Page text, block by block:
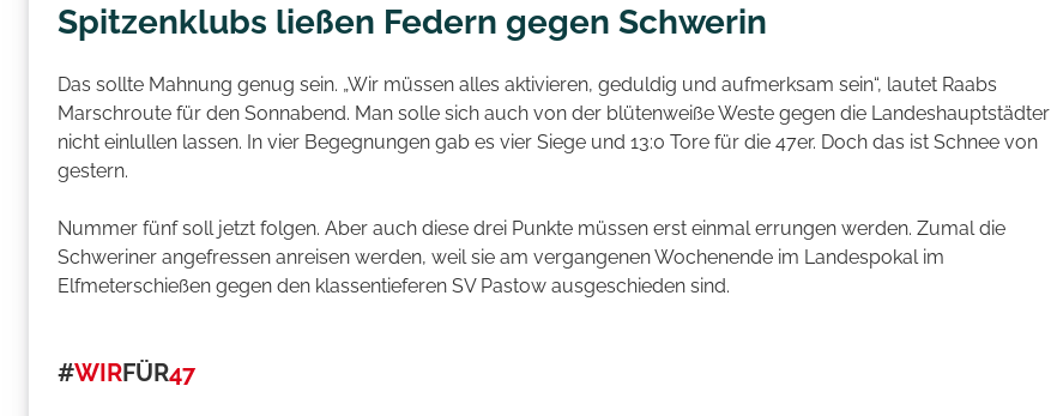
Spitzenklubs ließen Federn gegen Schwerin
Das sollte Mahnung genug sein. „Wir müssen alles aktivieren, geduldig und aufmerksam sein“, lautet Raabs
Marschroute für den Sonnabend. Man solle sich auch von der blütenweiße Weste gegen die Landeshauptstädter
nicht einlullen lassen. In vier Begegnungen gab es vier Siege und 13:0 Tore für die 47er. Doch das ist Schnee von
gestern.
Nummer fünf soll jetzt folgen. Aber auch diese drei Punkte müssen erst einmal errungen werden. Zumal die
Schweriner angefressen anreisen werden, weil sie am vergangenen Wochenende im Landespokal im
Elfmeterschießen gegen den klassentieferen SV Pastow ausgeschieden sind.
#WIRFÜR47